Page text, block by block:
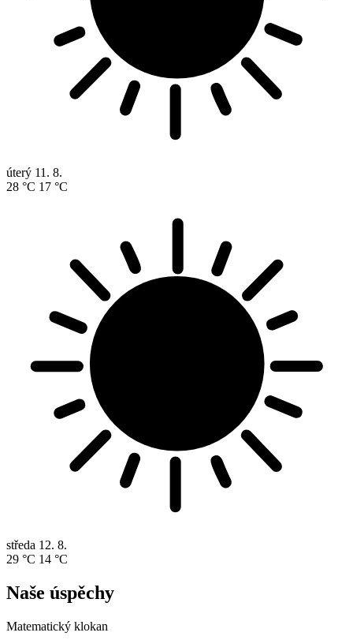
úterý 11. 8.
28 °C 17 °C
středa 12. 8.
29 °C 14 °C
Naše úspěchy
Matematický klokan